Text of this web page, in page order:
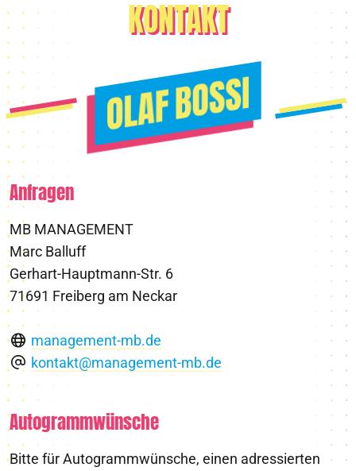
KONTAKT
Anfragen
MB MANAGEMENT
Marc Balluff
Gerhart-Hauptmann-Str. 6
71691 Freiberg am Neckar
management-mb.de
kontakt@management-mb.de
Autogrammwünsche
Bitte für Autogrammwünsche, einen adressierten